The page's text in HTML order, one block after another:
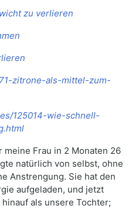
zu verlieren
zitrone-als-mittel-zum-
125014-wie-schnell-
Frau in 2 Monaten 26
natürlich von selbst, ohne
Anstrengung. Sie hat den
aufgeladen, und jetzt
als unsere Tochter;